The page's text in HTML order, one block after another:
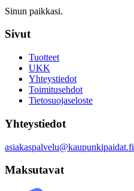
Sinun paikkasi.
Sivut
Tuotteet
UKK
Yhteystiedot
Toimitusehdot
Tietosuojaseloste
Yhteystiedot
asiakaspalvelu@kaupunkipaidat.fi
Maksutavat